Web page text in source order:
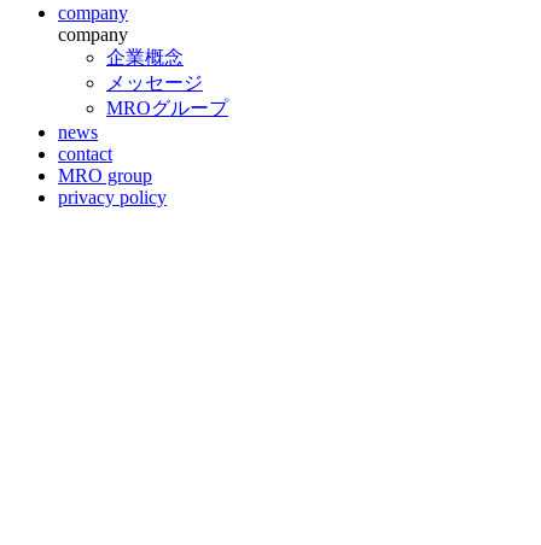
company
company
企業概念
メッセージ
MROグループ
news
contact
MRO group
privacy policy